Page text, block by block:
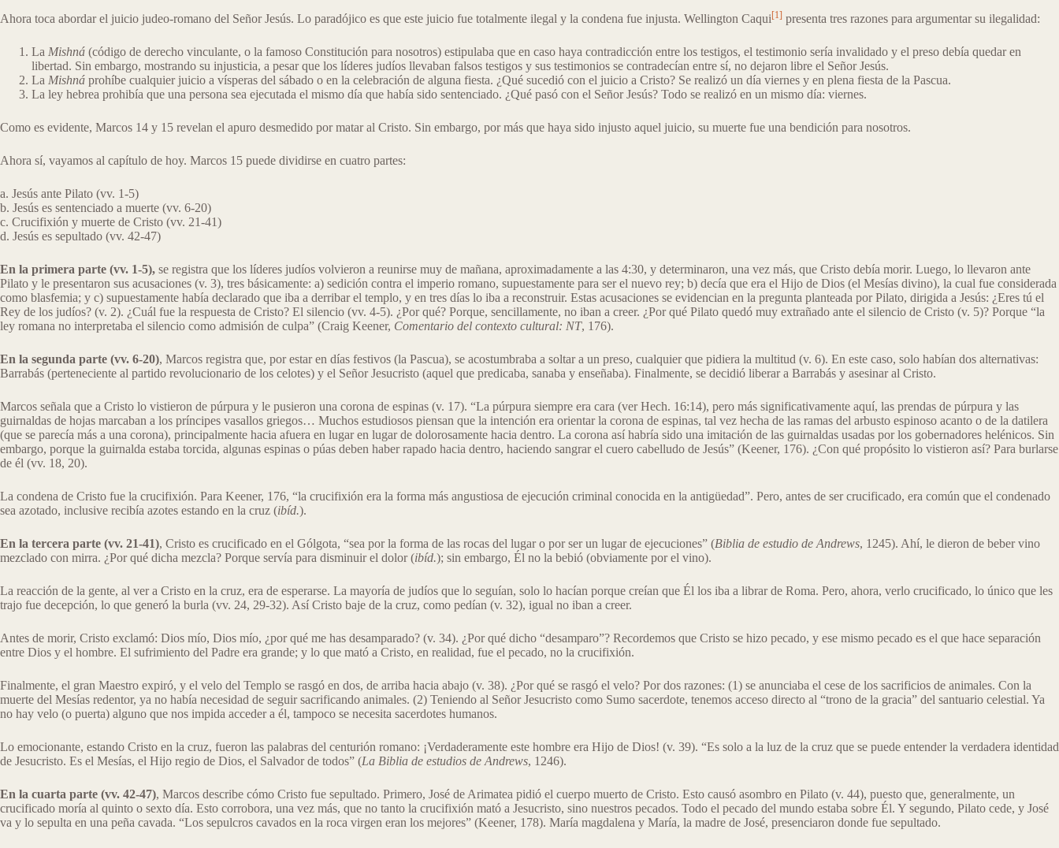
Ahora toca abordar el juicio judeo-romano del Señor Jesús. Lo paradójico es que este juicio fue totalmente ilegal y la condena fue injusta. Wellington Caqui [1] presenta tres razones para argumentar su ilegalidad:
La Mishná (código de derecho vinculante, o la famoso Constitución para nosotros) estipulaba que en caso haya contradicción entre los testigos, el testimonio sería invalidado y el preso debía quedar en
libertad. Sin embargo, mostrando su injusticia, a pesar que los líderes judíos llevaban falsos testigos y sus testimonios se contradecían entre sí, no dejaron libre el Señor Jesús.
La Mishná prohíbe cualquier juicio a vísperas del sábado o en la celebración de alguna fiesta. ¿Qué sucedió con el juicio a Cristo? Se realizó un día viernes y en plena fiesta de la Pascua.
La ley hebrea prohibía que una persona sea ejecutada el mismo día que había sido sentenciado. ¿Qué pasó con el Señor Jesús? Todo se realizó en un mismo día: viernes.
Como es evidente, Marcos 14 y 15 revelan el apuro desmedido por matar al Cristo. Sin embargo, por más que haya sido injusto aquel juicio, su muerte fue una bendición para nosotros.
Ahora sí, vayamos al capítulo de hoy. Marcos 15 puede dividirse en cuatro partes:
a. Jesús ante Pilato (vv. 1-5)
b. Jesús es sentenciado a muerte (vv. 6-20)
c. Crucifixión y muerte de Cristo (vv. 21-41)
d. Jesús es sepultado (vv. 42-47)
En la primera parte (vv. 1-5), se registra que los líderes judíos volvieron a reunirse muy de mañana, aproximadamente a las 4:30, y determinaron, una vez más, que Cristo debía morir. Luego, lo llevaron ante
Pilato y le presentaron sus acusaciones (v. 3), tres básicamente: a) sedición contra el imperio romano, supuestamente para ser el nuevo rey; b) decía que era el Hijo de Dios (el Mesías divino), la cual fue considerada
como blasfemia; y c) supuestamente había declarado que iba a derribar el templo, y en tres días lo iba a reconstruir. Estas acusaciones se evidencian en la pregunta planteada por Pilato, dirigida a Jesús: ¿Eres tú el
Rey de los judíos? (v. 2). ¿Cuál fue la respuesta de Cristo? El silencio (vv. 4-5). ¿Por qué? Porque, sencillamente, no iban a creer. ¿Por qué Pilato quedó muy extrañado ante el silencio de Cristo (v. 5)? Porque “la
ley romana no interpretaba el silencio como admisión de culpa” (Craig Keener, Comentario del contexto cultural: NT, 176).
En la segunda parte (vv. 6-20), Marcos registra que, por estar en días festivos (la Pascua), se acostumbraba a soltar a un preso, cualquier que pidiera la multitud (v. 6). En este caso, solo habían dos alternativas:
Barrabás (perteneciente al partido revolucionario de los celotes) y el Señor Jesucristo (aquel que predicaba, sanaba y enseñaba). Finalmente, se decidió liberar a Barrabás y asesinar al Cristo.
Marcos señala que a Cristo lo vistieron de púrpura y le pusieron una corona de espinas (v. 17). “La púrpura siempre era cara (ver Hech. 16:14), pero más significativamente aquí, las prendas de púrpura y las
guirnaldas de hojas marcaban a los príncipes vasallos griegos… Muchos estudiosos piensan que la intención era orientar la corona de espinas, tal vez hecha de las ramas del arbusto espinoso acanto o de la datilera
(que se parecía más a una corona), principalmente hacia afuera en lugar en lugar de dolorosamente hacia dentro. La corona así habría sido una imitación de las guirnaldas usadas por los gobernadores helénicos. Sin
embargo, porque la guirnalda estaba torcida, algunas espinas o púas deben haber rapado hacia dentro, haciendo sangrar el cuero cabelludo de Jesús” (Keener, 176). ¿Con qué propósito lo vistieron así? Para burlarse
de él (vv. 18, 20).
La condena de Cristo fue la crucifixión. Para Keener, 176, “la crucifixión era la forma más angustiosa de ejecución criminal conocida en la antigüedad”. Pero, antes de ser crucificado, era común que el condenado
sea azotado, inclusive recibía azotes estando en la cruz (ibíd.).
En la tercera parte (vv. 21-41), Cristo es crucificado en el Gólgota, “sea por la forma de las rocas del lugar o por ser un lugar de ejecuciones” (Biblia de estudio de Andrews, 1245). Ahí, le dieron de beber vino
mezclado con mirra. ¿Por qué dicha mezcla? Porque servía para disminuir el dolor (ibíd.); sin embargo, Él no la bebió (obviamente por el vino).
La reacción de la gente, al ver a Cristo en la cruz, era de esperarse. La mayoría de judíos que lo seguían, solo lo hacían porque creían que Él los iba a librar de Roma. Pero, ahora, verlo crucificado, lo único que les
trajo fue decepción, lo que generó la burla (vv. 24, 29-32). Así Cristo baje de la cruz, como pedían (v. 32), igual no iban a creer.
Antes de morir, Cristo exclamó: Dios mío, Dios mío, ¿por qué me has desamparado? (v. 34). ¿Por qué dicho “desamparo”? Recordemos que Cristo se hizo pecado, y ese mismo pecado es el que hace separación
entre Dios y el hombre. El sufrimiento del Padre era grande; y lo que mató a Cristo, en realidad, fue el pecado, no la crucifixión.
Finalmente, el gran Maestro expiró, y el velo del Templo se rasgó en dos, de arriba hacia abajo (v. 38). ¿Por qué se rasgó el velo? Por dos razones: (1) se anunciaba el cese de los sacrificios de animales. Con la
muerte del Mesías redentor, ya no había necesidad de seguir sacrificando animales. (2) Teniendo al Señor Jesucristo como Sumo sacerdote, tenemos acceso directo al “trono de la gracia” del santuario celestial. Ya
no hay velo (o puerta) alguno que nos impida acceder a él, tampoco se necesita sacerdotes humanos.
Lo emocionante, estando Cristo en la cruz, fueron las palabras del centurión romano: ¡Verdaderamente este hombre era Hijo de Dios! (v. 39). “Es solo a la luz de la cruz que se puede entender la verdadera identidad
de Jesucristo. Es el Mesías, el Hijo regio de Dios, el Salvador de todos” (La Biblia de estudios de Andrews, 1246).
En la cuarta parte (vv. 42-47), Marcos describe cómo Cristo fue sepultado. Primero, José de Arimatea pidió el cuerpo muerto de Cristo. Esto causó asombro en Pilato (v. 44), puesto que, generalmente, un
crucificado moría al quinto o sexto día. Esto corrobora, una vez más, que no tanto la crucifixión mató a Jesucristo, sino nuestros pecados. Todo el pecado del mundo estaba sobre Él. Y segundo, Pilato cede, y José
va y lo sepulta en una peña cavada. “Los sepulcros cavados en la roca virgen eran los mejores” (Keener, 178). María magdalena y María, la madre de José, presenciaron donde fue sepultado.